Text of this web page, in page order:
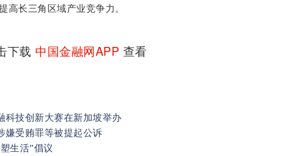
高长三角区域产业竞争力。
下载 中国金融网APP 查看
科技创新大赛在新加坡举办
嫌受贿罪等被提起公诉
生活”倡议